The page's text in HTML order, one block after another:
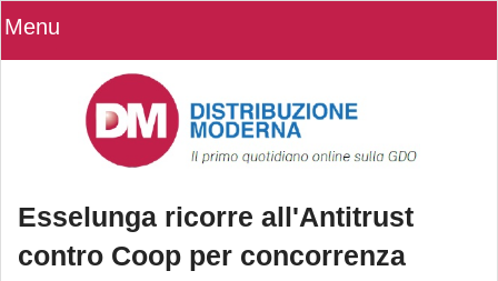
Menu
Esselunga ricorre all'Antitrust
contro Coop per concorrenza